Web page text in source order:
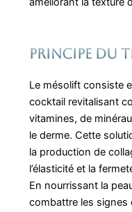
Principe du
Le mésolift consiste
cocktail revitalisant
vitamines, de
le derme. Cette
la production de
l’élasticité et la
En nourrissant la
combattre les signes